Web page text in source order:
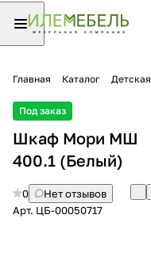
Главная Каталог Детская
Под заказ
Шкаф Мори МШ
400.1 (Белый)
0
Нет отзывов
Арт. ЦБ-00050717